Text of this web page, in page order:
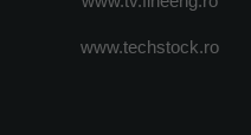
www.techstock.ro